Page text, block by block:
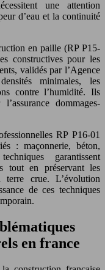
une attention
d’eau et la continuité
en paille (RP P15-
constructives pour les
validés par l’Agence
minimales, les
contre l’humidité. Ils
dommages-
RP P16-01
: maçonnerie, béton,
garantissent
tout en préservant les
terre crue. L’évolution
de ces techniques
en france